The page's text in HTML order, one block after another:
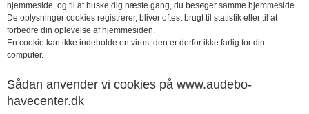
hjemmeside, og til at huske dig næste gang, du besøger samme hjemmeside.
De oplysninger cookies registrerer, bliver oftest brugt til statistik eller til at
forbedre din oplevelse af hjemmesiden.
En cookie kan ikke indeholde en virus, den er derfor ikke farlig for din
computer.
Sådan anvender vi cookies på www.audebo-
havecenter.dk